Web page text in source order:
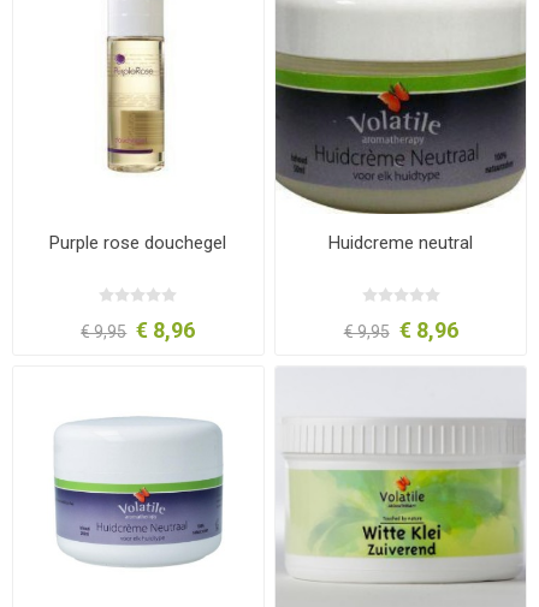
Purple rose douchegel
€ 9,95 € 8,96
Huidcreme neutral
€ 9,95 € 8,96